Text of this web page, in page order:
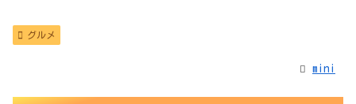
グルメ
mini